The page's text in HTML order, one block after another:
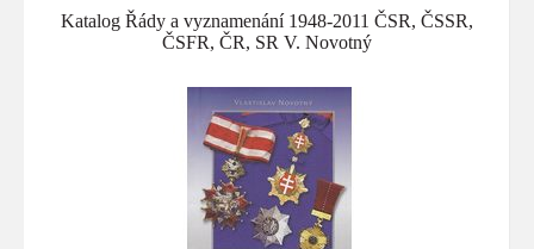
Katalog Řády a vyznamenání 1948-2011 ČSR, ČSSR,
ČSFR, ČR, SR V. Novotný